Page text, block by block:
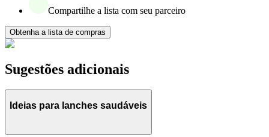
Compartilhe a lista com seu parceiro
Obtenha a lista de compras
Sugestões adicionais
Ideias para lanches saudáveis